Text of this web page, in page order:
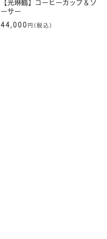
【光琳鶴】コーヒーカップ＆ソ
ーサー
44,000 円(税込)